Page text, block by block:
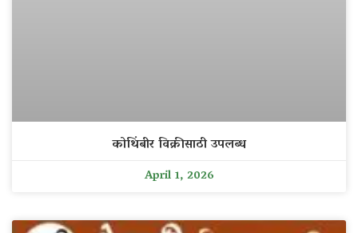
कोथिंबीर विक्रीसाठी उपलब्ध
April 1, 2026